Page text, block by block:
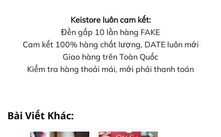
Keistore luôn cam kết:
Đền gấp 10 lần hàng FAKE
Cam kết 100% hàng chất lượng, DATE luôn mới
Giao hàng trên Toàn Quốc
Kiểm tra hàng thoải mái, mới phải thanh toán
Bài Viết Khác: